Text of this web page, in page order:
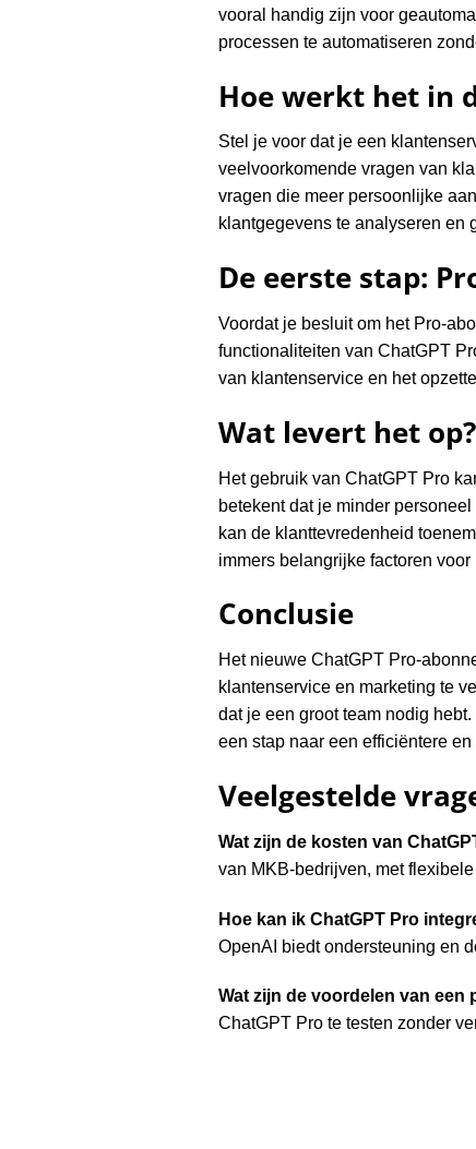
vooral handig zijn voor
processen te automatiseren
Hoe werkt het in
Stel je voor dat je een
veelvoorkomende vragen van
vragen die meer persoonlijke
klantgegevens te analyseren en
De eerste stap:
Voordat je besluit om het Pro-
functionaliteiten van ChatGPT
van klantenservice en het
Wat levert het op?
Het gebruik van ChatGPT Pro
betekent dat je minder
kan de klanttevredenheid
immers belangrijke factoren
Conclusie
Het nieuwe ChatGPT Pro-
klantenservice en marketing te
dat je een groot team nodig
een stap naar een efficiëntere
Veelgestelde
Wat zijn de kosten van
van MKB-bedrijven, met
Hoe kan ik ChatGPT Pro
OpenAI biedt ondersteuning en
Wat zijn de voordelen van een
ChatGPT Pro te testen zonder